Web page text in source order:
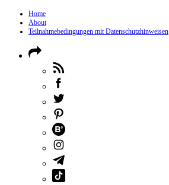
Home
About
Teilnahmebedingungen mit Datenschutzhinweisen